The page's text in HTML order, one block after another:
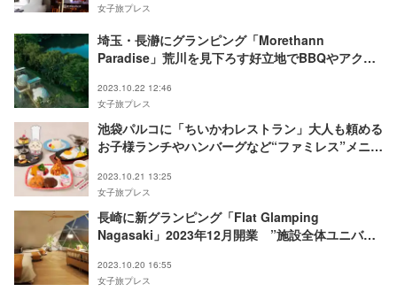
女子旅プレス
埼玉・長瀞にグランピング「Morethann
Paradise」荒川を見下ろす好立地でBBQやアクテ
2023.10.22 12:46
女子旅プレス
池袋パルコに「ちいかわレストラン」大人も頼める
お子様ランチやハンバーグなど“ファミレス”メニュ
2023.10.21 13:25
女子旅プレス
長崎に新グランピング「Flat Glamping
Nagasaki」2023年12月開業 ”施設全体ユニバー
2023.10.20 16:55
女子旅プレス